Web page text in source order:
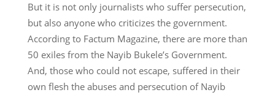
But it is not only journalists who suffer persecution,
but also anyone who criticizes the government.
According to Factum Magazine, there are more than
50 exiles from the Nayib Bukele’s Government.
And, those who could not escape, suffered in their
own flesh the abuses and persecution of Nayib